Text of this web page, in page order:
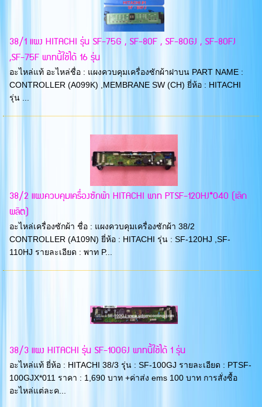
38/1 แผง HITACHI รุ่น SF-75G , SF-80F , SF-80GJ , SF-80FJ
,SF-75F พาทนี้ใช้ได้ 16 รุ่น
อะไหล่แท้ อะไหล่ชื่อ : แผงควบคุมเครื่องซักผ้าฝาบน PART NAME :
CONTROLLER (A099K) ,MEMBRANE SW (CH) ยี่ห้อ : HITACHI
รุ่น ...
38/2 แผงควบคุมเครื่องซักผ้า HITACHI พาท PTSF-120HJ*040 (เลิก
ผลิต)
อะไหล่เครื่องซักผ้า ชื่อ : แผงควบคุมเครื่องซักผ้า 38/2
CONTROLLER (A109N) ยี่ห้อ : HITACHI รุ่น : SF-120HJ ,SF-
110HJ รายละเอียด : พาท P...
38/3 แผง HITACHI รุ่น SF-100GJ พาทนี้ใช้ได้ 1 รุ่น
อะไหล่แท้ ยี่ห้อ : HITACHI 38/3 รุุ่น : SF-100GJ รายละเอียด : PTSF-
100GJX*011 ราคา : 1,690 บาท +ค่าส่ง ems 100 บาท การสั่งซื้อ
อะไหล่แต่ละค...